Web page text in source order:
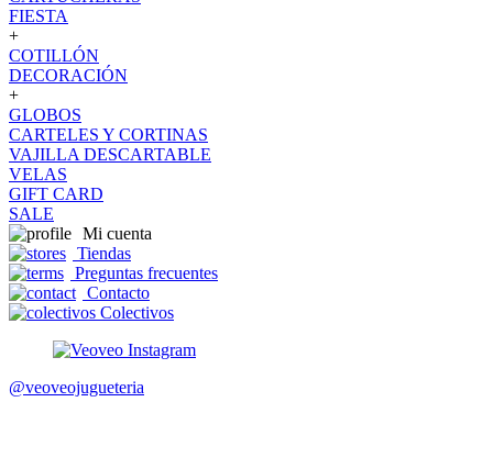
FIESTA
+
COTILLÓN
DECORACIÓN
+
GLOBOS
CARTELES Y CORTINAS
VAJILLA DESCARTABLE
VELAS
GIFT CARD
SALE
Mi cuenta
Tiendas
Preguntas frecuentes
Contacto
Colectivos
@veoveojugueteria